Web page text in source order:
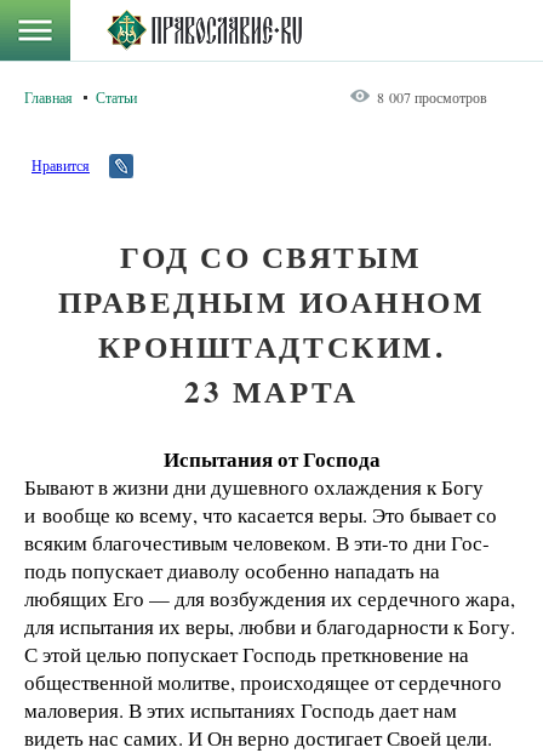
Главная Статьи 8 007 просмотров
Нравится
ГОД СО СВЯТЫМ
ПРАВЕДНЫМ ИОАННОМ
КРОНШТАДТСКИМ.
23 МАРТА
Испытания от Господа
Бывают в жизни дни душевного охлаждения к Богу
и вообще ко всему, что касается веры. Это бывает со
всяким благочестивым человеком. В эти-то дни Гос­
подь попускает диаволу особенно нападать на
любящих Его — для возбуждения их сердечного жара,
для испытания их веры, любви и благодарности к Богу.
С этой целью попускает Господь преткно­вение на
общественной молитве, происходящее от сердечного
маловерия. В этих испытаниях Господь дает нам
видеть нас самих. И Он верно достигает Своей цели.